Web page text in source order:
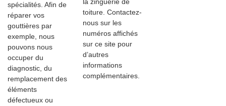
spécialités. Afin de
réparer vos
gouttières par
exemple, nous
pouvons nous
occuper du
diagnostic, du
remplacement des
éléments
défectueux ou
toiture. Contactez-
nous sur les
numéros affichés
sur ce site pour
d’autres
informations
complémentaires.